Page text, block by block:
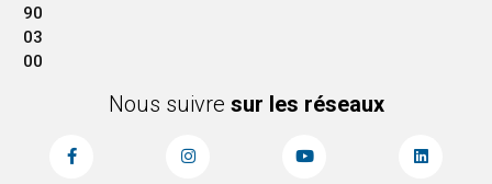
90
03
00
Nous suivre sur les réseaux